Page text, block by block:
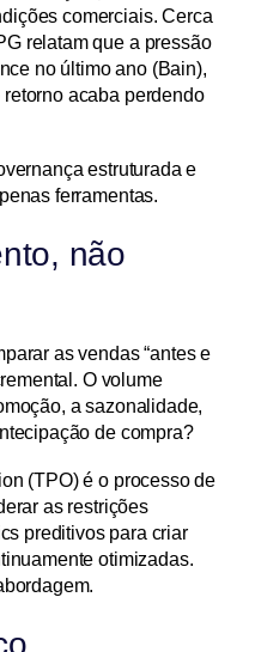
comerciais. Cerca
relatam que a pressão
no último ano (Bain),
acaba perdendo
estruturada e
ferramentas.
não
as vendas “antes e
O volume
a sazonalidade,
de compra?
(TPO) é o processo de
as restrições
preditivos para criar
otimizadas.